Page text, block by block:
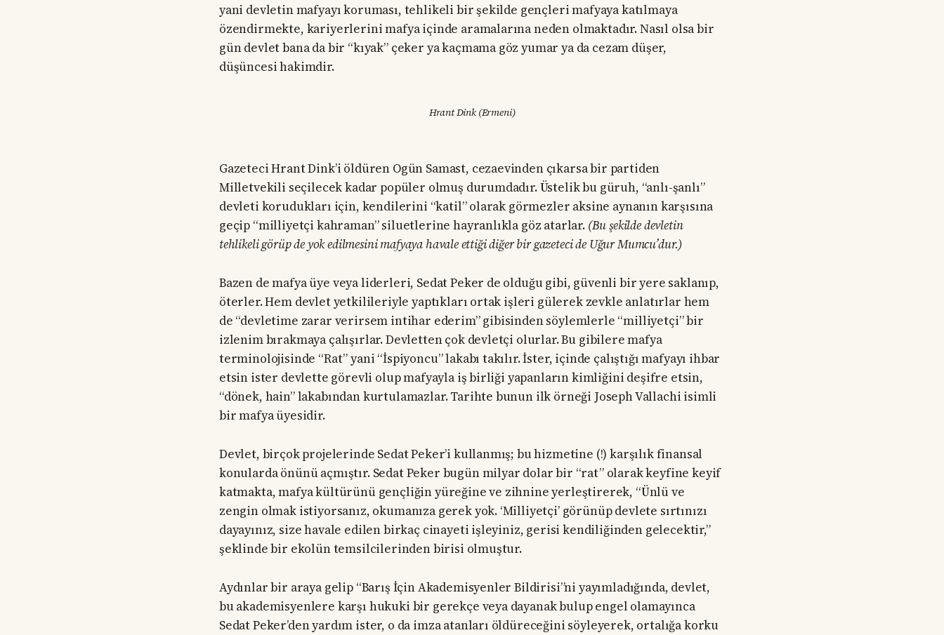
yani devletin mafyayı koruması, tehlikeli bir şekilde gençleri mafyaya katılmaya
özendirmekte, kariyerlerini mafya içinde aramalarına neden olmaktadır. Nasıl olsa bir
gün devlet bana da bir “kıyak” çeker ya kaçmama göz yumar ya da cezam düşer,
düşüncesi hakimdir.
Hrant Dink (Ermeni)
Gazeteci Hrant Dink’i öldüren Ogün Samast, cezaevinden çıkarsa bir partiden
Milletvekili seçilecek kadar popüler olmuş durumdadır. Üstelik bu güruh, “anlı-şanlı”
devleti korudukları için, kendilerini “katil” olarak görmezler aksine aynanın karşısına
geçip “milliyetçi kahraman” siluetlerine hayranlıkla göz atarlar. (Bu şekilde devletin
tehlikeli görüp de yok edilmesini mafyaya havale ettiği diğer bir gazeteci de Uğur Mumcu’dur.)
Bazen de mafya üye veya liderleri, Sedat Peker de olduğu gibi, güvenli bir yere saklanıp,
öterler. Hem devlet yetkilileriyle yaptıkları ortak işleri gülerek zevkle anlatırlar hem
de “devletime zarar verirsem intihar ederim” gibisinden söylemlerle “milliyetçi” bir
izlenim bırakmaya çalışırlar. Devletten çok devletçi olurlar. Bu gibilere mafya
terminolojisinde “Rat” yani “İspiyoncu” lakabı takılır. İster, içinde çalıştığı mafyayı ihbar
etsin ister devlette görevli olup mafyayla iş birliği yapanların kimliğini deşifre etsin,
“dönek, hain” lakabından kurtulamazlar. Tarihte bunun ilk örneği Joseph Vallachi isimli
bir mafya üyesidir.
Devlet, birçok projelerinde Sedat Peker’i kullanmış; bu hizmetine (!) karşılık finansal
konularda önünü açmıştır. Sedat Peker bugün milyar dolar bir “rat” olarak keyfine keyif
katmakta, mafya kültürünü gençliğin yüreğine ve zihnine yerleştirerek, “Ünlü ve
zengin olmak istiyorsanız, okumanıza gerek yok. ‘Milliyetçi’ görünüp devlete sırtınızı
dayayınız, size havale edilen birkaç cinayeti işleyiniz, gerisi kendiliğinden gelecektir,”
şeklinde bir ekolün temsilcilerinden birisi olmuştur.
Aydınlar bir araya gelip “Barış İçin Akademisyenler Bildirisi”ni yayımladığında, devlet,
bu akademisyenlere karşı hukuki bir gerekçe veya dayanak bulup engel olamayınca
Sedat Peker’den yardım ister, o da imza atanları öldüreceğini söyleyerek, ortalığa korku